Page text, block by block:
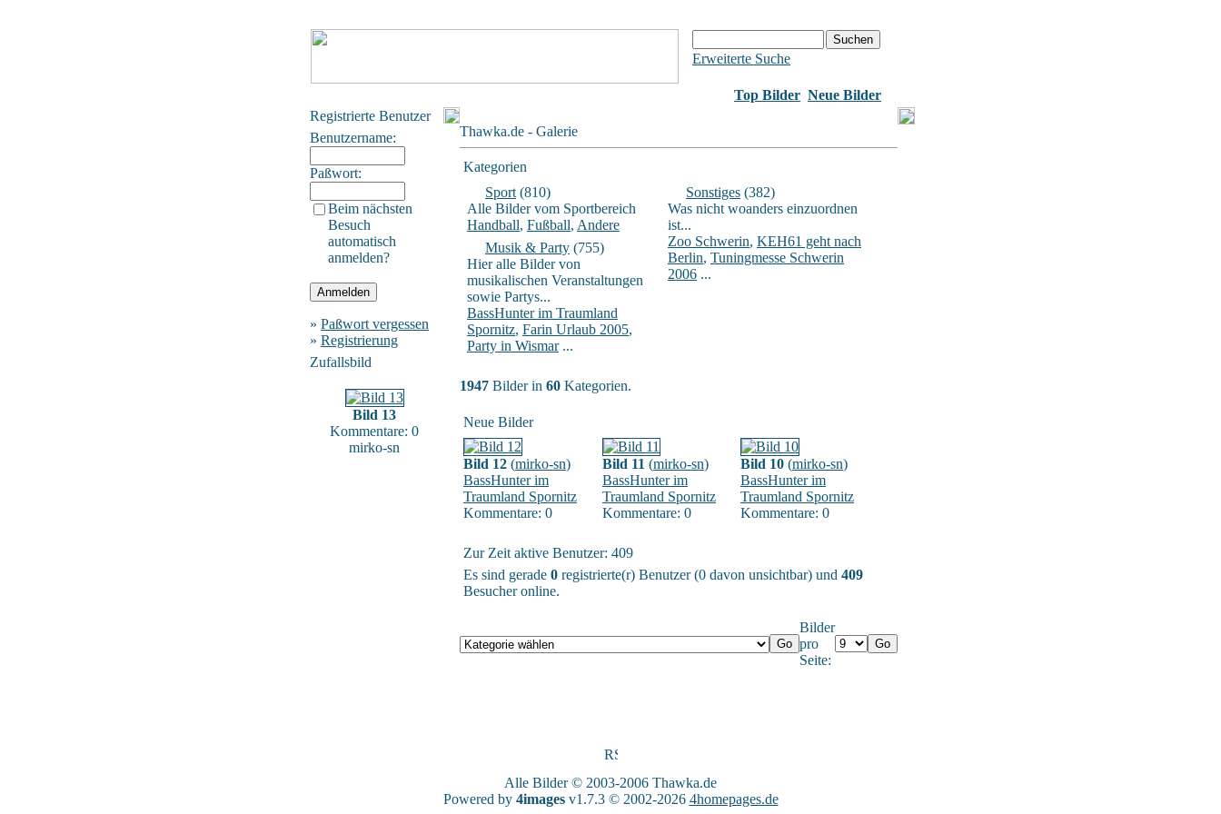
Erweiterte Suche
Top Bilder Neue Bilder
Registrierte Benutzer
Benutzername:
Paßwort:
Beim nächsten
Besuch
automatisch
anmelden?
» Paßwort vergessen
» Registrierung
Zufallsbild
Bild 13
Kommentare: 0
mirko-sn
Thawka.de - Galerie
Kategorien
Sport (810)
Alle Bilder vom Sportbereich
Handball, Fußball, Andere
Musik & Party (755)
Hier alle Bilder von
musikalischen Veranstaltungen
sowie Partys...
BassHunter im Traumland
Spornitz, Farin Urlaub 2005,
Party in Wismar...
Sonstiges (382)
Was nicht woanders einzuordnen
ist...
Zoo Schwerin, KEH61 geht nach
Berlin, Tuningmesse Schwerin
2006 ...
1947 Bilder in 60 Kategorien.
Neue Bilder
Bild 12 (mirko-sn)
BassHunter im
Traumland Spornitz
Kommentare: 0
Bild 11 (mirko-sn)
BassHunter im
Traumland Spornitz
Kommentare: 0
Bild 10 (mirko-sn)
BassHunter im
Traumland Spornitz
Kommentare: 0
Zur Zeit aktive Benutzer: 409
Es sind gerade 0 registrierte(r) Benutzer (0 davon unsichtbar) und 409
Besucher online.
Bilder
pro
Seite:
Alle Bilder © 2003-2006 Thawka.de
Powered by 4imagesv1.7.3 © 2002-2026 4homepages.de